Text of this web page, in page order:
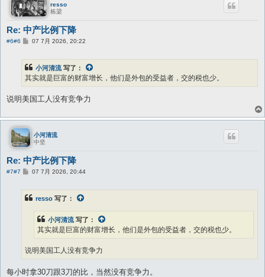
resso
栋梁
Re: 中产比例下降
#6#6
帖
07 7月 2026, 20:22
小河清流写了：
其实就是巨富的财富增长，他们是外包的受益者，交的税也少。
说明美国工人没有竞争力
小河清流
中坚
Re: 中产比例下降
#7#7
帖
07 7月 2026, 20:44
resso 写了：
小河清流写了：
其实就是巨富的财富增长，他们是外包的受益者，交的税也少。
说明美国工人没有竞争力
每小时拿30刀跟3刀的比，当然没有竞争力。